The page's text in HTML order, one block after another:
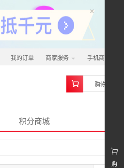
×
我的订单 商家服务 手机商城
购物车
积分商城
购